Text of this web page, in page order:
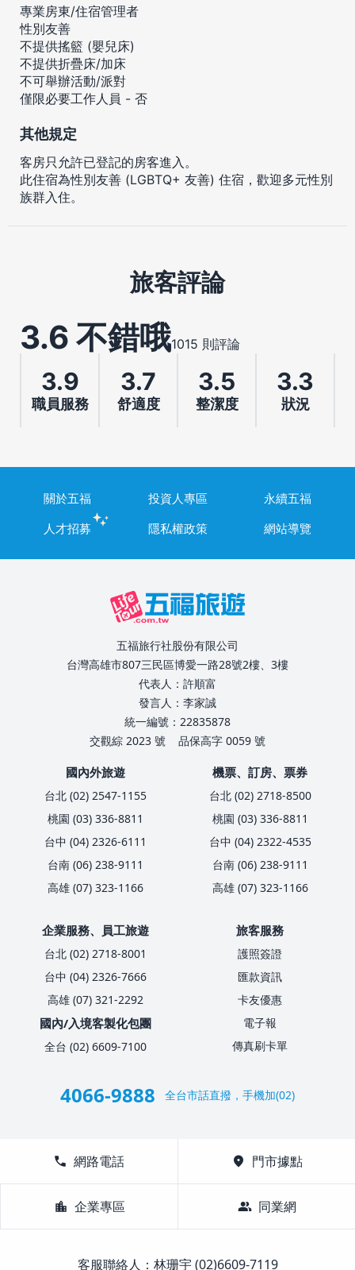
專業房東/住宿管理者
性別友善
不提供搖籃 (嬰兒床)
不提供折疊床/加床
不可舉辦活動/派對
僅限必要工作人員 - 否
其他規定
客房只允許已登記的房客進入。
此住宿為性別友善 (LGBTQ+ 友善) 住宿，歡迎多元性別
族群入住。
旅客評論
3.6 不錯哦1015 則評論
3.9
職員服務
3.7
舒適度
3.5
整潔度
3.3
狀況
關於五福 投資人專區
永續五福
人才招募
隱私權政策 網站導覽
五福旅行社股份有限公司
台灣高雄市807三民區博愛一路28號2樓、3樓
代表人：許順富
發言人：李家誠
統一編號：22835878
交觀綜 2023 號
品保高字 0059 號
國內外旅遊
台北 (02) 2547-1155
桃園 (03) 336-8811
台中 (04) 2326-6111
台南 (06) 238-9111
高雄 (07) 323-1166
機票、訂房、票券
台北 (02) 2718-8500
桃園 (03) 336-8811
台中 (04) 2322-4535
台南 (06) 238-9111
高雄 (07) 323-1166
企業服務、員工旅遊
台北 (02) 2718-8001
台中 (04) 2326-7666
高雄 (07) 321-2292
國內/入境客製化包團
全台 (02) 6609-7100
旅客服務
護照簽證
匯款資訊
卡友優惠
電子報
傳真刷卡單
4066-9888 全台市話直撥，手機加(02)
call 網路電話 location_on 門市據點
location_city 企業專區 group 同業網
客服聯絡人：林珊宇 (02)6609-7119